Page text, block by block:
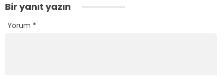
Bir yanıt yazın
Yorum *